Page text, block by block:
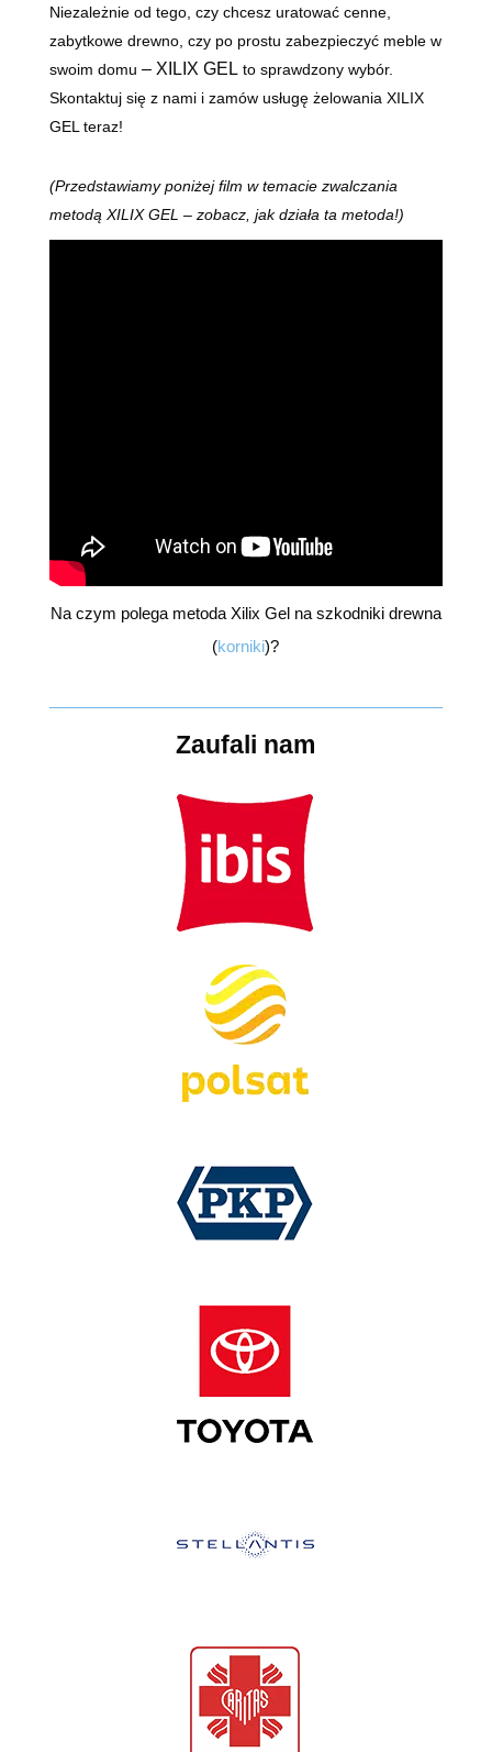
Niezależnie od tego, czy chcesz uratować cenne,
zabytkowe drewno, czy po prostu zabezpieczyć meble w
swoim domu – XILIX GELto sprawdzony wybór.
Skontaktuj się z nami i zamów usługę żelowania XILIX
GEL teraz!
(Przedstawiamy poniżej film w temacie zwalczania
metodą XILIX GEL – zobacz, jak działa ta metoda!)
Na czym polega metoda Xilix Gel na szkodniki drewna
(korniki)?
Zaufali nam